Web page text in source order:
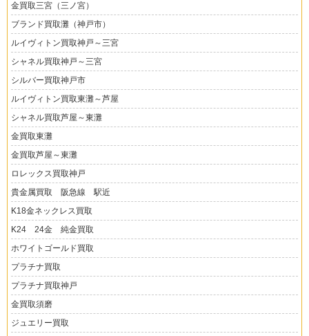
金買取三宮（三ノ宮）
ブランド買取灘（神戸市）
ルイヴィトン買取神戸～三宮
シャネル買取神戸～三宮
シルバー買取神戸市
ルイヴィトン買取東灘～芦屋
シャネル買取芦屋～東灘
金買取東灘
金買取芦屋～東灘
ロレックス買取神戸
貴金属買取 阪急線 駅近
K18金ネックレス買取
K24 24金 純金買取
ホワイトゴールド買取
プラチナ買取
プラチナ買取神戸
金買取須磨
ジュエリー買取